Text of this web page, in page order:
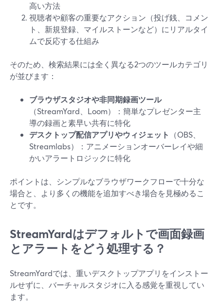
高い方法
視聴者や顧客の重要なアクション（投げ銭、コメン
ト、新規登録、マイルストーンなど）にリアルタイ
ムで反応する仕組み
そのため、検索結果には全く異なる2つのツールカテゴリ
が並びます：
ブラウザスタジオや非同期録画ツール
（StreamYard、Loom）：簡単なプレゼンター主
導の録画と素早い共有に特化
デスクトップ配信アプリやウィジェット
（OBS、
Streamlabs）：アニメーションオーバーレイや細
かいアラートロジックに特化
ポイントは、シンプルなブラウザワークフローで十分な
場合と、より多くの機能を追加すべき場合を見極めるこ
とです。
StreamYardはデフォルトで画面録画
とアラートをどう処理する？
StreamYardでは、重いデスクトップアプリをインストー
ルせずに、バーチャルスタジオに入る感覚を重視してい
ます。